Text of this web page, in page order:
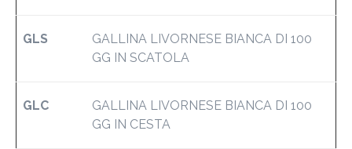
GLS
GALLINA LIVORNESE BIANCA DI 100
GG IN SCATOLA
GLC
GALLINA LIVORNESE BIANCA DI 100
GG IN CESTA